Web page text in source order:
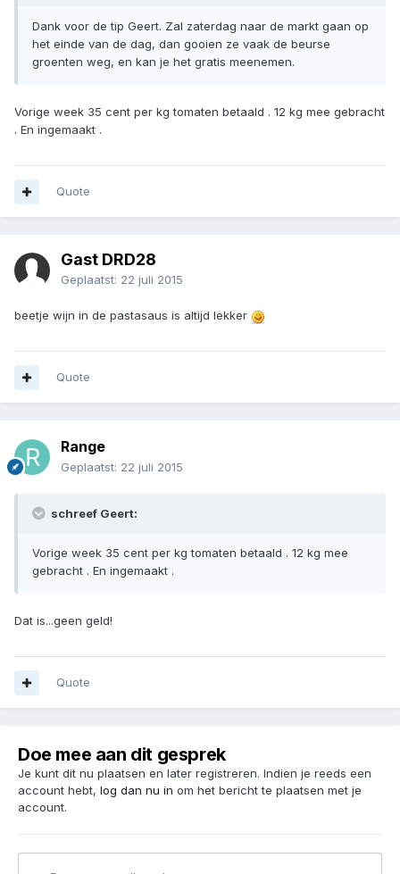
Dank voor de tip Geert. Zal zaterdag naar de markt gaan op
het einde van de dag, dan gooien ze vaak de beurse
groenten weg, en kan je het gratis meenemen.
Vorige week 35 cent per kg tomaten betaald . 12 kg mee gebracht
. En ingemaakt .
Quote
Gast DRD28
Geplaatst: 22 juli 2015
beetje wijn in de pastasaus is altijd lekker
Quote
Range
Geplaatst: 22 juli 2015
schreef Geert:
Vorige week 35 cent per kg tomaten betaald . 12 kg mee
gebracht . En ingemaakt .
Dat is...geen geld!
Quote
Doe mee aan dit gesprek
Je kunt dit nu plaatsen en later registreren. Indien je reeds een
account hebt, log dan nu in om het bericht te plaatsen met je
account.